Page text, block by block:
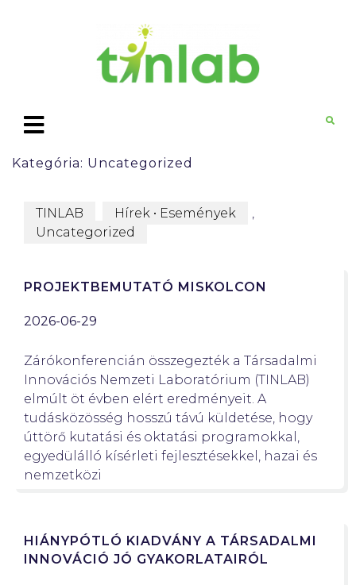
Kategória: Uncategorized
TINLAB Hírek • Események
,
Uncategorized
PROJEKTBEMUTATÓ MISKOLCON
2026-06-29
Zárókonferencián összegezték a Társadalmi
Innovációs Nemzeti Laboratórium (TINLAB)
elmúlt öt évben elért eredményeit. A
tudásközösség hosszú távú küldetése, hogy
úttörő kutatási és oktatási programokkal,
egyedülálló kísérleti fejlesztésekkel, hazai és
nemzetközi
HIÁNYPÓTLÓ KIADVÁNY A TÁRSADALMI
INNOVÁCIÓ JÓ GYAKORLATAIRÓL